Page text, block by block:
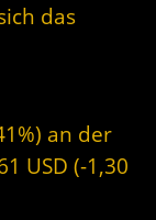
das
an der
USD (-1,30